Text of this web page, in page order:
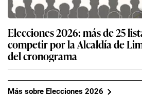
Elecciones 2026: más de 25
competir por la Alcaldía de
del cronograma
Más sobre Elecciones 2026